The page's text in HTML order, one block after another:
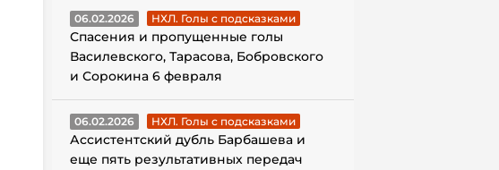
06.02.2026 НХЛ. Голы с подсказками
Спасения и пропущенные голы
Василевского, Тарасова, Бобровского
и Сорокина 6 февраля
06.02.2026 НХЛ. Голы с подсказками
Ассистентский дубль Барбашева и
еще пять результативных передач